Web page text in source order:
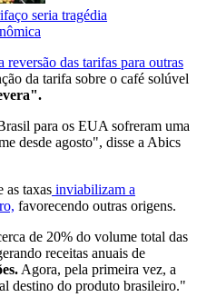
seria tragédia
reversão das tarifas para outras
da tarifa sobre o café solúvel
para os EUA sofreram uma
desde agosto", disse a Abics
as taxas inviabilizam a
favorecendo outras origens.
de 20% do volume total das
receitas anuais de
Agora, pela primeira vez, a
destino do produto brasileiro."